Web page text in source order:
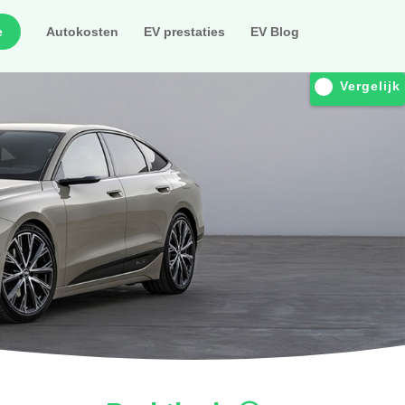
Autokosten EV prestaties EV Blog
Vergelijk